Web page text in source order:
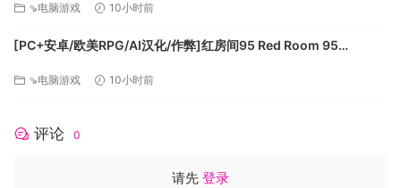
⇘电脑游戏 10小时前
[PC+安卓/欧美RPG/AI汉化/作弊]红房间95 Red Room 95
⇘电脑游戏 10小时前
评论 0
请先 登录